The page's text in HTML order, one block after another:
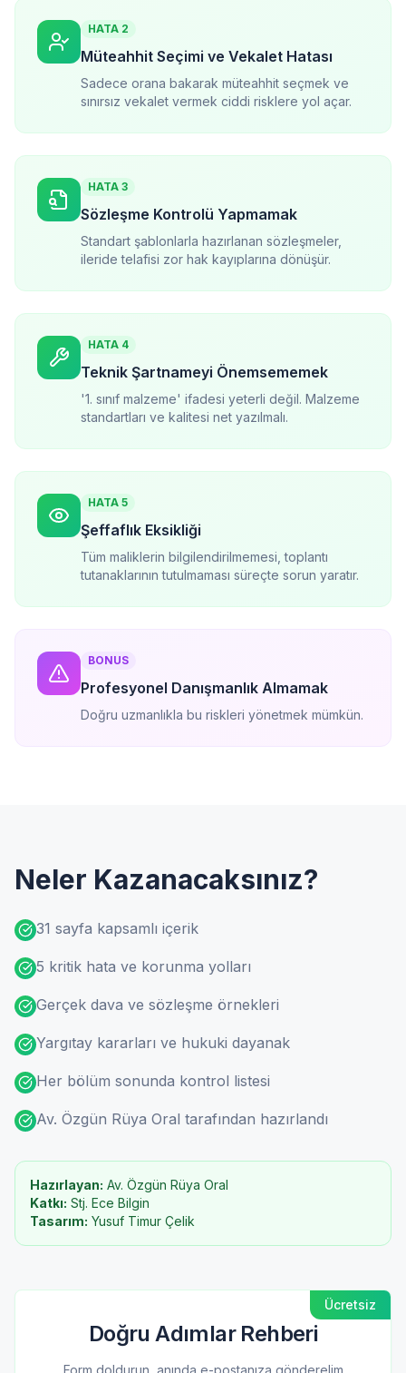
HATA 2
Müteahhit Seçimi ve Vekalet Hatası
Sadece orana bakarak müteahhit seçmek ve
sınırsız vekalet vermek ciddi risklere yol açar.
HATA 3
Sözleşme Kontrolü Yapmamak
Standart şablonlarla hazırlanan sözleşmeler,
ileride telafisi zor hak kayıplarına dönüşür.
HATA 4
Teknik Şartnameyi Önemsememek
'1. sınıf malzeme' ifadesi yeterli değil. Malzeme
standartları ve kalitesi net yazılmalı.
HATA 5
Şeffaflık Eksikliği
Tüm maliklerin bilgilendirilmemesi, toplantı
tutanaklarının tutulmaması süreçte sorun yaratır.
BONUS
Profesyonel Danışmanlık Almamak
Doğru uzmanlıkla bu riskleri yönetmek mümkün.
Neler Kazanacaksınız?
31 sayfa kapsamlı içerik
5 kritik hata ve korunma yolları
Gerçek dava ve sözleşme örnekleri
Yargıtay kararları ve hukuki dayanak
Her bölüm sonunda kontrol listesi
Av. Özgün Rüya Oral tarafından hazırlandı
Hazırlayan: Av. Özgün Rüya Oral
Katkı: Stj. Ece Bilgin
Tasarım: Yusuf Timur Çelik
Ücretsiz
Doğru Adımlar Rehberi
Form doldurun, anında e-postanıza gönderelim